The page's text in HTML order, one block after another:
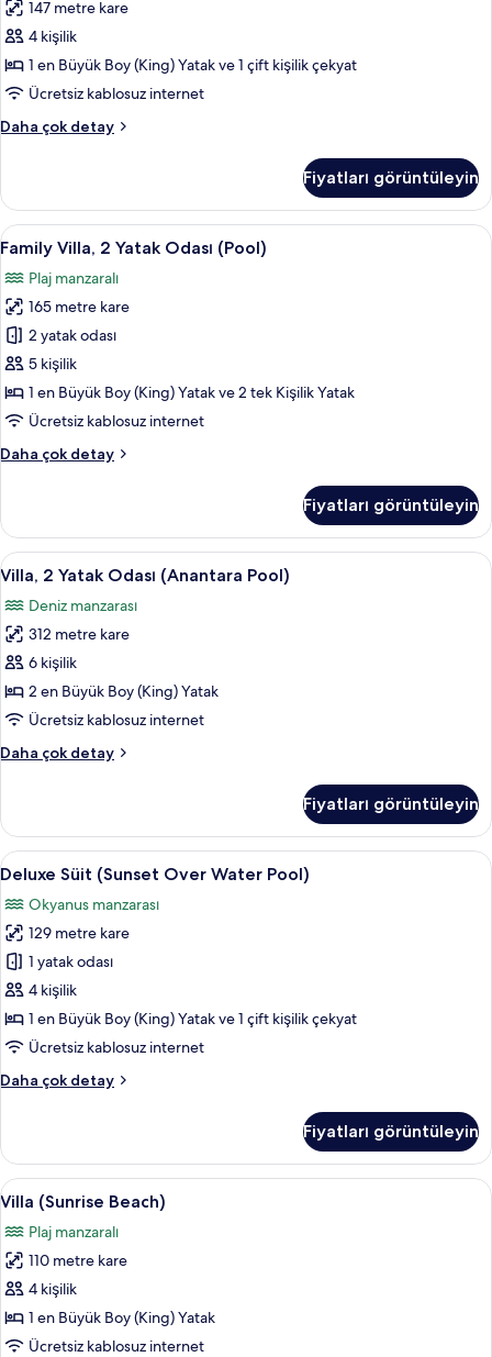
Water
Pool)
için
tüm
görün
147 metre kare
4 kişilik
1 en Büyük Boy (King) Yatak ve 1 çift kişilik çekyat
Ücretsiz kablosuz internet
Daha çok detay
Süit
Pool)
hakkında
daha
detay
Fiyatları görüntüleyin
Family
Villa,
2
Yatak
Odası
(Pool)
için
tüm
görün
Family Villa, 2 Yatak Odası (Pool) |
9
Family Villa, 2 Yatak Odası (Pool)
Plaj manzaralı
165 metre kare
2 yatak odası
5 kişilik
1 en Büyük Boy (King) Yatak ve 2 tek Kişilik Yatak
Ücretsiz kablosuz internet
Daha çok detay
Family
Odası
(Pool)
hakkında
fazla
detay
Fiyatları görüntüleyin
Villa,
2
Yatak
Odası
(Anantara
Pool)
için
fotoğrafları
Villa, 2 Yatak Odası (Anantara Pool)
9
Villa, 2 Yatak Odası (Anantara Pool)
Deniz manzarası
312 metre kare
6 kişilik
2 en Büyük Boy (King) Yatak
Ücretsiz kablosuz internet
Daha çok detay
Villa,
(Anantara
Pool)
hakkında
fazla
detay
Fiyatları görüntüleyin
Deluxe
Süit
(Sunset
Over
Water
Pool)
için
tüm
görün
Deluxe Süit (Sunset Over Water Pool)
10
Deluxe Süit (Sunset Over Water Pool)
Okyanus manzarası
129 metre kare
1 yatak odası
4 kişilik
1 en Büyük Boy (King) Yatak ve 1 çift kişilik çekyat
Ücretsiz kablosuz internet
Daha çok detay
Deluxe
Water
Pool)
hakkında
fazla
detay
Fiyatları görüntüleyin
Villa
(Sunrise
Beach)
için
tüm
fotoğrafları
görün
Villa (Sunrise Beach) | Frette Italian
8
Villa (Sunrise Beach)
Plaj manzaralı
110 metre kare
4 kişilik
1 en Büyük Boy (King) Yatak
Ücretsiz kablosuz internet